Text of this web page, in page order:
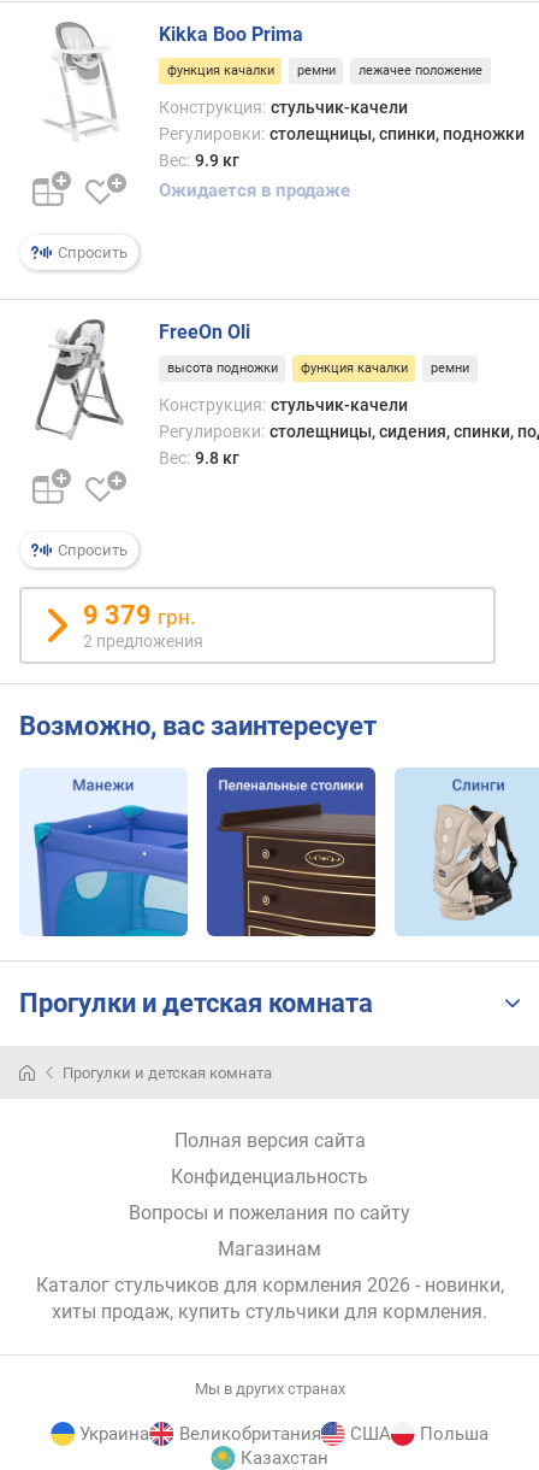
Спросить
Kikka Boo Prima
функция качалки ремни лежачее положение
Конструкция: стульчик-качели
Регулировки: столещницы, спинки, подножки
Вес: 9.9 кг
Ожидается в продаже
Спросить
FreeOn Oli
высота подножки функция качалки ремни
Конструкция: стульчик-качели
Регулировки: столещницы, сидения, спинки,
Вес: 9.8 кг
9 379 грн.
2 предложения
Возможно, вас заинтересует
Прогулки и детская комната
Прогулки и детская комната
Полная версия сайта
Конфиденциальность
Вопросы и пожелания по сайту
Магазинам
Каталог стульчиков для кормления 2026 - новинки,
хиты продаж, купить стульчики для кормления.
Мы в других странах
Украина Великобритания США
Польша
Казахстан